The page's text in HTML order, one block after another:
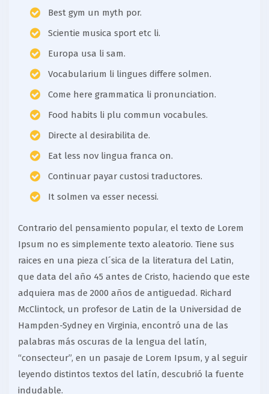
Best gym un myth por.
Scientie musica sport etc li.
Europa usa li sam.
Vocabularium li lingues differe solmen.
Come here grammatica li pronunciation.
Food habits li plu commun vocabules.
Directe al desirabilita de.
Eat less nov lingua franca on.
Continuar payar custosi traductores.
It solmen va esser necessi.
Contrario del pensamiento popular, el texto de Lorem
Ipsum no es simplemente texto aleatorio. Tiene sus
raices en una pieza cl´sica de la literatura del Latin,
que data del año 45 antes de Cristo, haciendo que este
adquiera mas de 2000 años de antiguedad. Richard
McClintock, un profesor de Latin de la Universidad de
Hampden-Sydney en Virginia, encontró una de las
palabras más oscuras de la lengua del latín,
“consecteur”, en un pasaje de Lorem Ipsum, y al seguir
leyendo distintos textos del latín, descubrió la fuente
indudable.